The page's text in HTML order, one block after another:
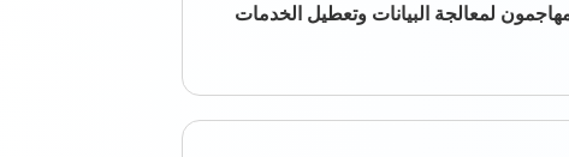
لمعالجة البيانات وتعطيل الخدمات